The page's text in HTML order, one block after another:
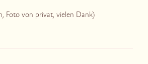
Foto von privat, vielen Dank)